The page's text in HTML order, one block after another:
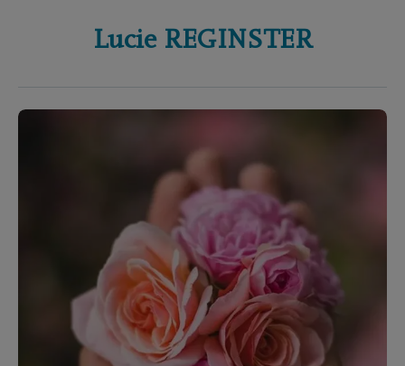
Lucie REGINSTER